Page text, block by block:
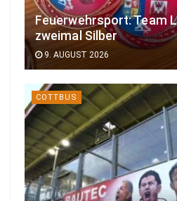
Feuerwehrsport: Team
zweimal Silber
9. AUGUST 2026
COTTBUS